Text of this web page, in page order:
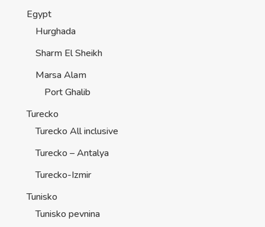
Egypt
Hurghada
Sharm El Sheikh
Marsa Alam
Port Ghalib
Turecko
Turecko All inclusive
Turecko – Antalya
Turecko-Izmir
Tunisko
Tunisko pevnina